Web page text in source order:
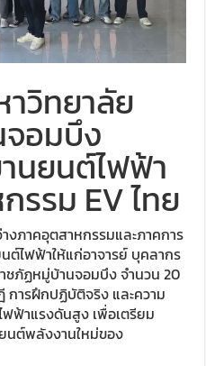
วิทยาลัย
อมบึง
นยนต์ไฟฟ้า
รรม EV ไทย
งภาคอุตสาหกรรมและภาคการ
ต์ไฟฟ้าให้แก่อาจารย์ บุคลากร
ชภัฏหมู่บ้านจอมบึง จำนวน 20
การฝึกปฏิบัติจริง และความ
ฟ้าแรงดันสูง เพื่อเตรียม
นต์พลังงานใหม่ของ